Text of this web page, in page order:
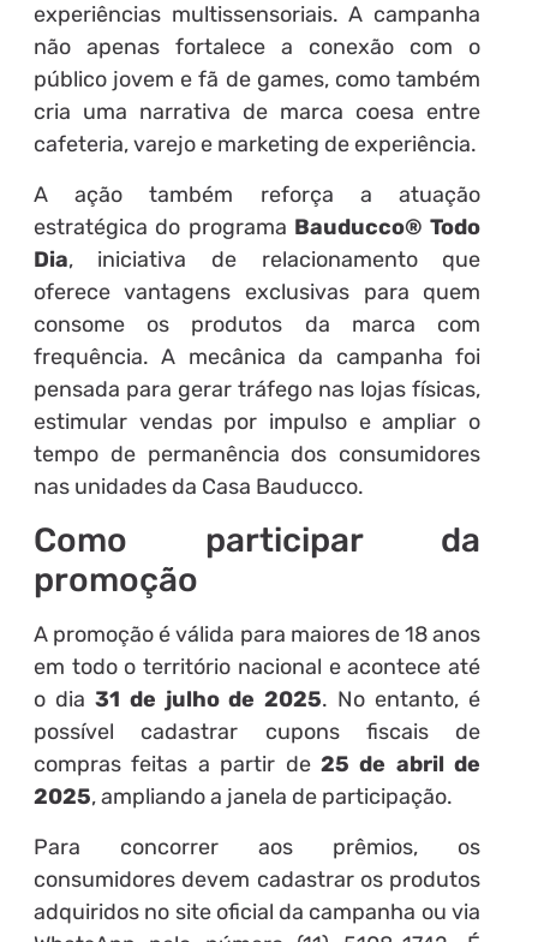
experiências multissensoriais. A campanha
não apenas fortalece a conexão com o
público jovem e fã de games, como também
cria uma narrativa de marca coesa entre
cafeteria, varejo e marketing de experiência.
A ação também reforça a atuação
estratégica do programa Bauducco® Todo
Dia, iniciativa de relacionamento que
oferece vantagens exclusivas para quem
consome os produtos da marca com
frequência. A mecânica da campanha foi
pensada para gerar tráfego nas lojas físicas,
estimular vendas por impulso e ampliar o
tempo de permanência dos consumidores
nas unidades da Casa Bauducco.
Como participar da
promoção
A promoção é válida para maiores de 18 anos
em todo o território nacional e acontece até
o dia 31 de julho de 2025. No entanto, é
possível cadastrar cupons fiscais de
compras feitas a partir de 25 de abril de
2025, ampliando a janela de participação.
Para concorrer aos prêmios, os
consumidores devem cadastrar os produtos
adquiridos no site oficial da campanha ou via